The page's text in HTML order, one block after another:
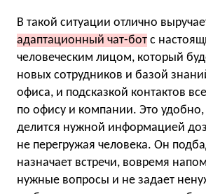
В такой ситуации отлично
адаптационный чат-бот с
человеческим лицом, который
новых сотрудников и базой
офиса, и подсказкой контактов
по офису и компании. Это удобно,
делится нужной информацией
не перегружая человека. Он
назначает встречи, вовремя
нужные вопросы и не задает